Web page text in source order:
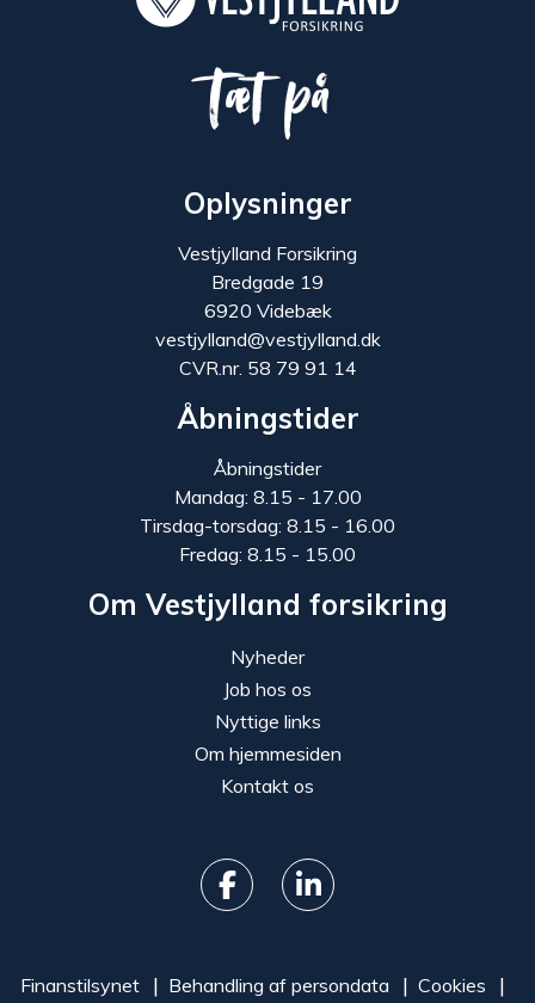
Tæt på
Oplysninger
Vestjylland Forsikring
Bredgade 19
6920 Videbæk
vestjylland@vestjylland.dk
CVR.nr. 58 79 91 14
Åbningstider
Åbningstider
Mandag: 8.15 - 17.00
Tirsdag-torsdag: 8.15 - 16.00
Fredag: 8.15 - 15.00
Om Vestjylland forsikring
Nyheder
Job hos os
Nyttige links
Om hjemmesiden
Kontakt os
Finanstilsynet Behandling af persondata Cookies